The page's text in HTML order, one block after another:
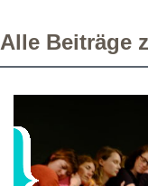
Alle Beiträge